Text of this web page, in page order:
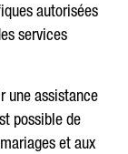
autorisées
services
une assistance
possible de
et aux